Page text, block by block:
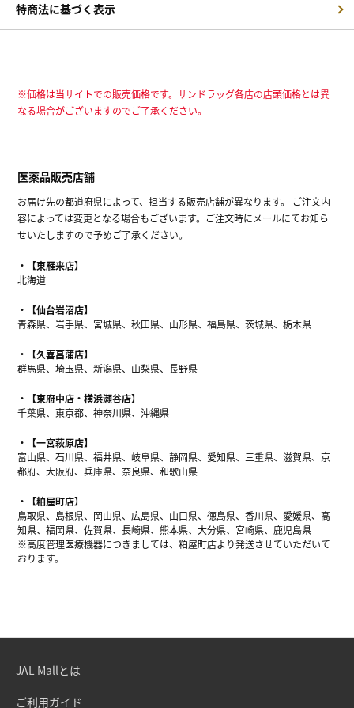
特商法に基づく表示
※価格は当サイトでの販売価格です。サンドラッグ各店の店頭価格とは異
なる場合がございますのでご了承ください。
医薬品販売店舗
お届け先の都道府県によって、担当する販売店舗が異なります。 ご注文内
容によっては変更となる場合もございます。ご注文時にメールにてお知ら
せいたしますので予めご了承ください。
【東雁来店】
北海道
【仙台岩沼店】
青森県、岩手県、宮城県、秋田県、山形県、福島県、茨城県、栃木県
【久喜菖蒲店】
群馬県、埼玉県、新潟県、山梨県、長野県
【東府中店・横浜瀬谷店】
千葉県、東京都、神奈川県、沖縄県
【一宮萩原店】
富山県、石川県、福井県、岐阜県、静岡県、愛知県、三重県、滋賀県、京
都府、大阪府、兵庫県、奈良県、和歌山県
【粕屋町店】
鳥取県、島根県、岡山県、広島県、山口県、徳島県、香川県、愛媛県、高
知県、福岡県、佐賀県、長崎県、熊本県、大分県、宮崎県、鹿児島県
※高度管理医療機器につきましては、粕屋町店より発送させていただいて
おります。
JAL Mallとは
ご利用ガイド